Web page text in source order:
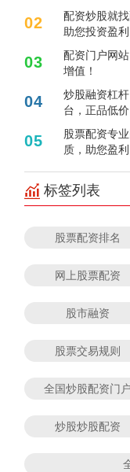
02
配资炒股就
助您投资盈利
03
配资门户网
增值！
04
炒股融资杠
台，正品低价
05
股票配资专
质，助您盈利
标签列表
股票配资排名
网上股票配资
股市融资
股票交易规则
全国炒股配资门户
炒股炒股配资